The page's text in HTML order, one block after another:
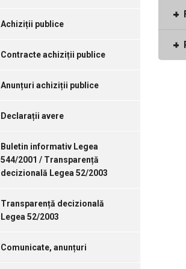
Achiziții publice
Contracte achiziții publice
Anunțuri achiziții publice
Declarații avere
Buletin informativ Legea
544/2001 / Transparență
decizională Legea 52/2003
Transparență decizională
Legea 52/2003
Comunicate, anunțuri